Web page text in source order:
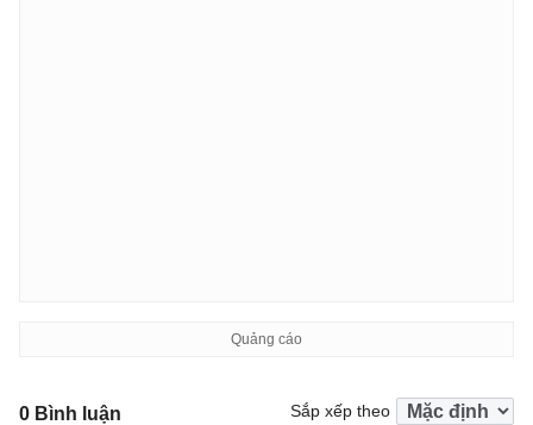
0 Bình luận Sắp xếp theo